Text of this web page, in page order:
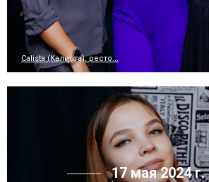
Calista (Калиста), ресто...
17 мая 2024 г.